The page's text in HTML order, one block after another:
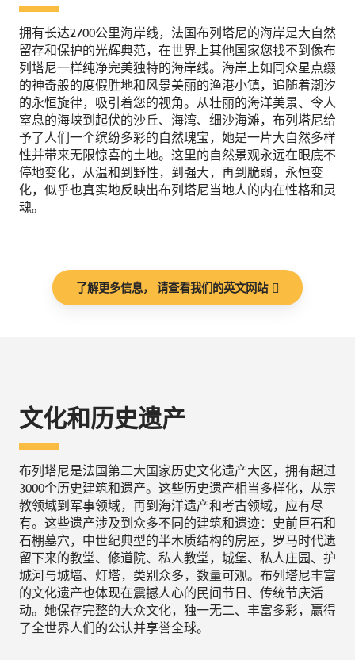
拥有长达2700公里海岸线，法国布列塔尼的海岸是大自然
留存和保护的光辉典范，在世界上其他国家您找不到像布
列塔尼一样纯净完美独特的海岸线。海岸上如同众星点缀
的神奇般的度假胜地和风景美丽的渔港小镇，追随着潮汐
的永恒旋律，吸引着您的视角。从壮丽的海洋美景、令人
窒息的海峡到起伏的沙丘、海湾、细沙海滩，布列塔尼给
予了人们一个缤纷多彩的自然瑰宝，她是一片大自然多样
性并带来无限惊喜的土地。这里的自然景观永远在眼底不
停地变化，从温和到野性，到强大，再到脆弱，永恒变
化，似乎也真实地反映出布列塔尼当地人的内在性格和灵
魂。
了解更多信息， 请查看我们的英文网站
文化和历史遗产
布列塔尼是法国第二大国家历史文化遗产大区，拥有超过
3000个历史建筑和遗产。这些历史遗产相当多样化，从宗
教领域到军事领域，再到海洋遗产和考古领域，应有尽
有。这些遗产涉及到众多不同的建筑和遗迹：史前巨石和
石棚墓穴，中世纪典型的半木质结构的房屋，罗马时代遗
留下来的教堂、修道院、私人教堂，城堡、私人庄园、护
城河与城墙、灯塔，类别众多，数量可观。布列塔尼丰富
的文化遗产也体现在震撼人心的民间节日、传统节庆活
动。她保存完整的大众文化，独一无二、丰富多彩，赢得
了全世界人们的公认并享誉全球。